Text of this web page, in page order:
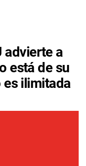
advierte a
está de su
es ilimitada